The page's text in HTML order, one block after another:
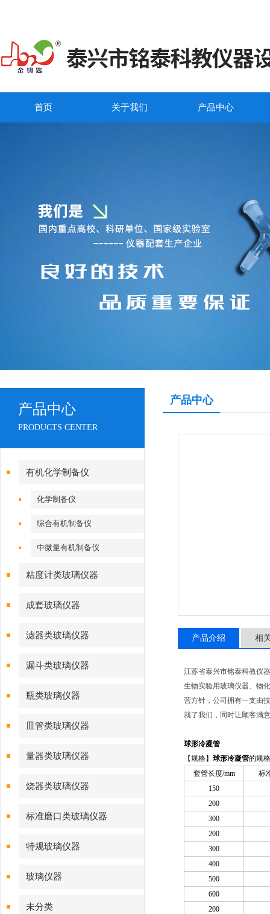
首页 关于我们 产品中心
产品中心
PRODUCTS CENTER
有机化学制备仪
化学制备仪
综合有机制备仪
中微量有机制备仪
粘度计类玻璃仪器
成套玻璃仪器
滤器类玻璃仪器
漏斗类玻璃仪器
瓶类玻璃仪器
皿管类玻璃仪器
量器类玻璃仪器
烧器类玻璃仪器
标准磨口类玻璃仪器
特规玻璃仪器
玻璃仪器
未分类
产品中心
产品介绍 相
江苏省泰兴市铭泰科教仪
生物实验用玻璃仪器、物
营方针，公司拥有一支由
就了我们，同时让顾客满
球形冷凝管
【规格】 球形冷凝管的规
套管长度/mm
标
150
200
300
200
300
400
500
600
200